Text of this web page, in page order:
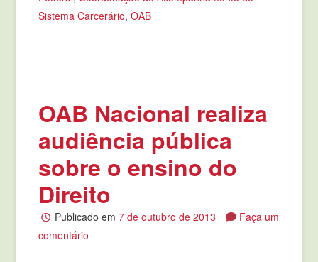
Sistema Carcerário,OAB
OAB Nacional realiza
audiência pública
sobre o ensino do
Direito
Publicado em 7 de outubro de 2013
Faça um
comentário